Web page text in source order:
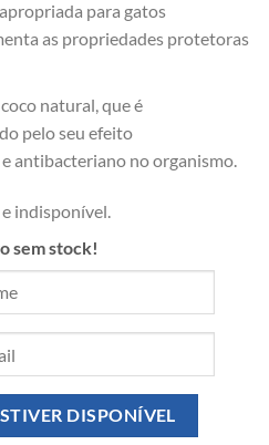
para gatos
as propriedades protetoras
natural, que é
pelo seu efeito
antibacteriano no organismo.
indisponível.
sem stock!